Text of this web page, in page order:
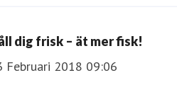
dig frisk – ät mer fisk!
Februari 2018 09:06